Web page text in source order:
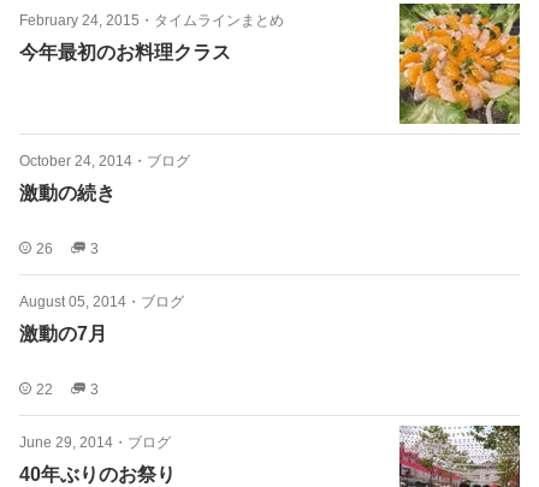
February 24, 2015 ・ タイムラインまとめ
今年最初のお料理クラス
October 24, 2014 ・ ブログ
激動の続き
26 3
August 05, 2014 ・ ブログ
激動の7月
22 3
June 29, 2014 ・ ブログ
40年ぶりのお祭り